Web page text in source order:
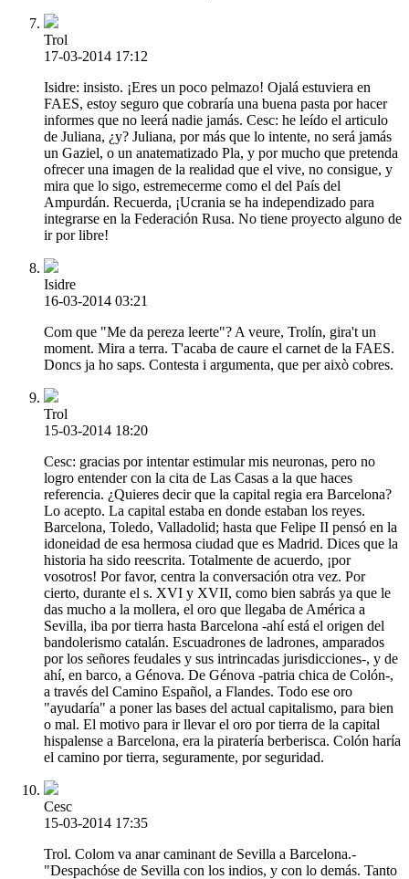
Trol
17-03-2014 17:12
Isidre: insisto. ¡Eres un poco pelmazo! Ojalá estuviera en
FAES, estoy seguro que cobraría una buena pasta por hacer
informes que no leerá nadie jamás. Cesc: he leído el articulo
de Juliana, ¿y? Juliana, por más que lo intente, no será jamás
un Gaziel, o un anatematizado Pla, y por mucho que pretenda
ofrecer una imagen de la realidad que el vive, no consigue, y
mira que lo sigo, estremecerme como el del País del
Ampurdán. Recuerda, ¡Ucrania se ha independizado para
integrarse en la Federación Rusa. No tiene proyecto alguno de
ir por libre!
Isidre
16-03-2014 03:21
Com que "Me da pereza leerte"? A veure, Trolín, gira't un
moment. Mira a terra. T'acaba de caure el carnet de la FAES.
Doncs ja ho saps. Contesta i argumenta, que per això cobres.
Trol
15-03-2014 18:20
Cesc: gracias por intentar estimular mis neuronas, pero no
logro entender con la cita de Las Casas a la que haces
referencia. ¿Quieres decir que la capital regia era Barcelona?
Lo acepto. La capital estaba en donde estaban los reyes.
Barcelona, Toledo, Valladolid; hasta que Felipe II pensó en la
idoneidad de esa hermosa ciudad que es Madrid. Dices que la
historia ha sido reescrita. Totalmente de acuerdo, ¡por
vosotros! Por favor, centra la conversación otra vez. Por
cierto, durante el s. XVI y XVII, como bien sabrás ya que le
das mucho a la mollera, el oro que llegaba de América a
Sevilla, iba por tierra hasta Barcelona -ahí está el origen del
bandolerismo catalán. Escuadrones de ladrones, amparados
por los señores feudales y sus intrincadas jurisdicciones-, y de
ahí, en barco, a Génova. De Génova -patria chica de Colón-,
a través del Camino Español, a Flandes. Todo ese oro
"ayudaría" a poner las bases del actual capitalismo, para bien
o mal. El motivo para ir llevar el oro por tierra de la capital
hispalense a Barcelona, era la piratería berberisca. Colón haría
el camino por tierra, seguramente, por seguridad.
Cesc
15-03-2014 17:35
Trol. Colom va anar caminant de Sevilla a Barcelona.-
"Despachóse de Sevilla con los indios, y con lo demás. Tanto